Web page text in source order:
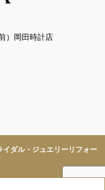
）岡田時計店
ダル・ジュエリーリフォー